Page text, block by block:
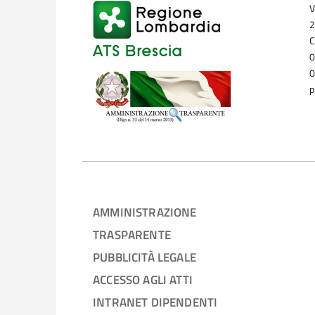
AMMINISTRAZIONE
TRASPARENTE
PUBBLICITÀ LEGALE
ACCESSO AGLI ATTI
INTRANET DIPENDENTI